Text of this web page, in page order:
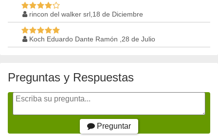
rincon del walker srl,18 de Diciembre
Koch Eduardo Dante Ramón ,28 de Julio
Preguntas y Respuestas
Preguntar